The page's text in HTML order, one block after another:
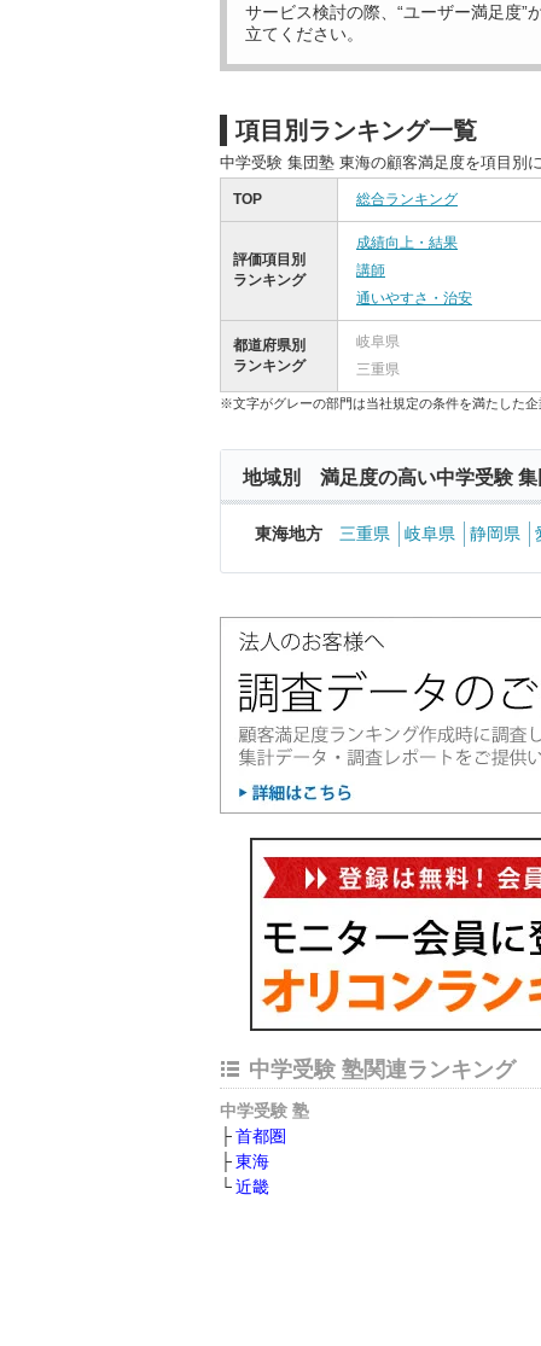
サービス検討の際、“ユーザー満足度”
立てください。
項目別ランキング一覧
中学受験 集団塾 東海の顧客満足度を項目別
TOP 総合ランキング
評価項目別
ランキング
成績向上・結果
講師
通いやすさ・治安
都道府県別
ランキング
岐阜県
三重県
※文字がグレーの部門は当社規定の条件を満たした
地域別 満足度の高い中学受験 集
東海地方 三重県 岐阜県 静岡県
中学受験 塾関連ランキング
中学受験 塾
首都圏
東海
近畿